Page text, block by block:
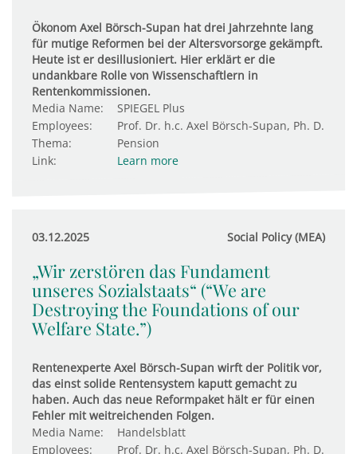
Ökonom Axel Börsch-Supan hat drei Jahrzehnte lang
für mutige Reformen bei der Altersvorsorge gekämpft.
Heute ist er desillusioniert. Hier erklärt er die
undankbare Rolle von Wissenschaftlern in
Rentenkommissionen.
Media Name:
SPIEGEL Plus
Employees:
Prof. Dr. h.c. Axel Börsch-Supan, Ph. D.
Thema:
Pension
Link:
Learn more
03.12.2025 Social Policy (MEA)
„Wir zerstören das Fundament
unseres Sozialstaats“ (“We are
Destroying the Foundations of our
Welfare State.”)
Rentenexperte Axel Börsch-Supan wirft der Politik vor,
das einst solide Rentensystem kaputt gemacht zu
haben. Auch das neue Reformpaket hält er für einen
Fehler mit weitreichenden Folgen.
Media Name:
Handelsblatt
Employees:
Prof. Dr. h.c. Axel Börsch-Supan, Ph. D.